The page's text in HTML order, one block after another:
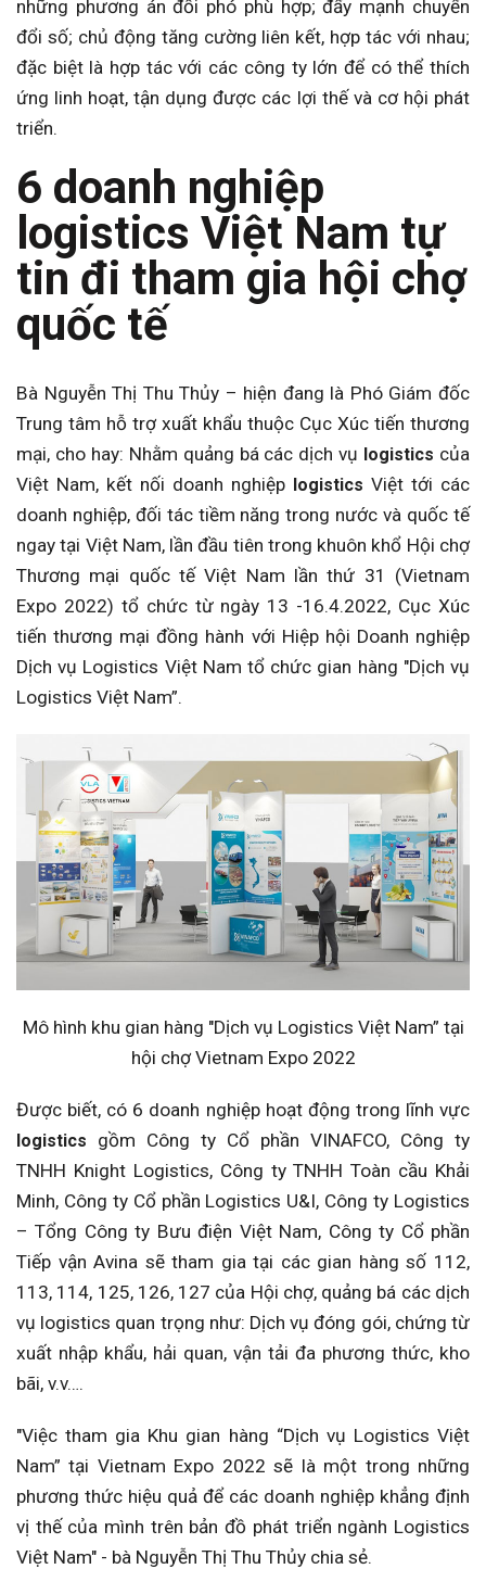
những phương án đối phó phù hợp; đẩy mạnh chuyển
đổi số; chủ động tăng cường liên kết, hợp tác với nhau;
đặc biệt là hợp tác với các công ty lớn để có thể thích
ứng linh hoạt, tận dụng được các lợi thế và cơ hội phát
triển.
6 doanh nghiệp
logistics Việt Nam tự
tin đi tham gia hội chợ
quốc tế
Bà Nguyễn Thị Thu Thủy – hiện đang là Phó Giám đốc
Trung tâm hỗ trợ xuất khẩu thuộc Cục Xúc tiến thương
mại, cho hay: Nhằm quảng bá các dịch vụ logistics của
Việt Nam, kết nối doanh nghiệp logistics Việt tới các
doanh nghiệp, đối tác tiềm năng trong nước và quốc tế
ngay tại Việt Nam, lần đầu tiên trong khuôn khổ Hội chợ
Thương mại quốc tế Việt Nam lần thứ 31 (Vietnam
Expo 2022) tổ chức từ ngày 13 -16.4.2022, Cục Xúc
tiến thương mại đồng hành với Hiệp hội Doanh nghiệp
Dịch vụ Logistics Việt Nam tổ chức gian hàng "Dịch vụ
Logistics Việt Nam”.
Mô hình khu gian hàng "Dịch vụ Logistics Việt Nam” tại
hội chợ Vietnam Expo 2022
Được biết, có 6 doanh nghiệp hoạt động trong lĩnh vực
logistics gồm Công ty Cổ phần VINAFCO, Công ty
TNHH Knight Logistics, Công ty TNHH Toàn cầu Khải
Minh, Công ty Cổ phần Logistics U&I, Công ty Logistics
– Tổng Công ty Bưu điện Việt Nam, Công ty Cổ phần
Tiếp vận Avina sẽ tham gia tại các gian hàng số 112,
113, 114, 125, 126, 127 của Hội chợ, quảng bá các dịch
vụ logistics quan trọng như: Dịch vụ đóng gói, chứng từ
xuất nhập khẩu, hải quan, vận tải đa phương thức, kho
bãi, v.v….
"Việc tham gia Khu gian hàng “Dịch vụ Logistics Việt
Nam” tại Vietnam Expo 2022 sẽ là một trong những
phương thức hiệu quả để các doanh nghiệp khẳng định
vị thế của mình trên bản đồ phát triển ngành Logistics
Việt Nam" - bà Nguyễn Thị Thu Thủy chia sẻ.